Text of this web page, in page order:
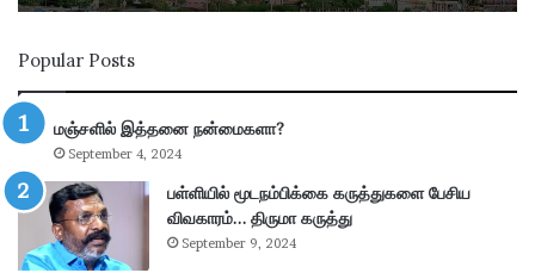
உ
டி
ய
ல்
கா
க்
கை
4
Popular Posts
மஞ்சளில் இத்தனை நன்மைகளா?
September 4, 2024
பள்ளியில் மூடநம்பிக்கை கருத்துகளை பேசிய
விவகாரம்… திருமா கருத்து
September 9, 2024